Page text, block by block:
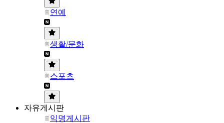
연예
생활/문화
스포츠
자유게시판
익명게시판